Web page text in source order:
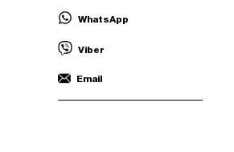
WhatsApp
Viber
Email